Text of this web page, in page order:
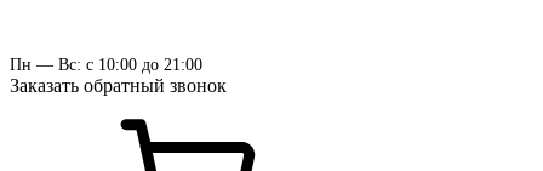
Пн — Вс: с 10:00 до 21:00
Заказать обратный звонок